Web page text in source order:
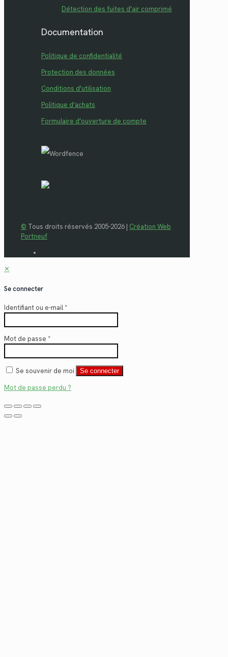
Détection des fuites d'air comprimé
Documentation
Politique de confidentialité
Protection des données
Conditions d'utilisation
Politique d'achats
Formulaire d'ouverture de compte
© Tous droits réservés 2005-2026 | Création Web
Portneuf
✕
Se connecter
Identifiant ou e-mail*
Mot de passe *
Se souvenir de moi Se connecter
Mot de passe perdu ?